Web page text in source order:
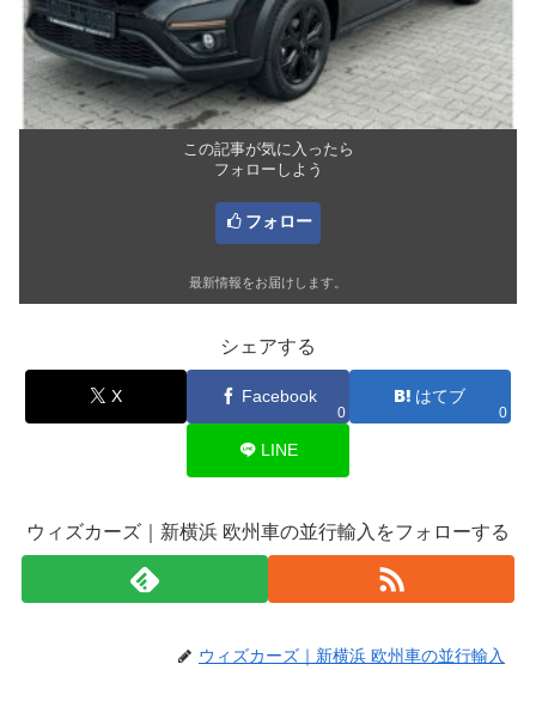
この記事が気に入ったら
フォローしよう
フォロー
最新情報をお届けします。
シェアする
X Facebook
0
はてブ
0
LINE
ウィズカーズ｜新横浜 欧州車の並行輸入をフォローする
ウィズカーズ｜新横浜 欧州車の並行輸入